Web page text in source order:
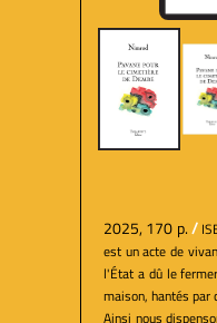
2025, 170 p./
est un acte de
l'État a dû le
maison, hantés par
Ainsi nous